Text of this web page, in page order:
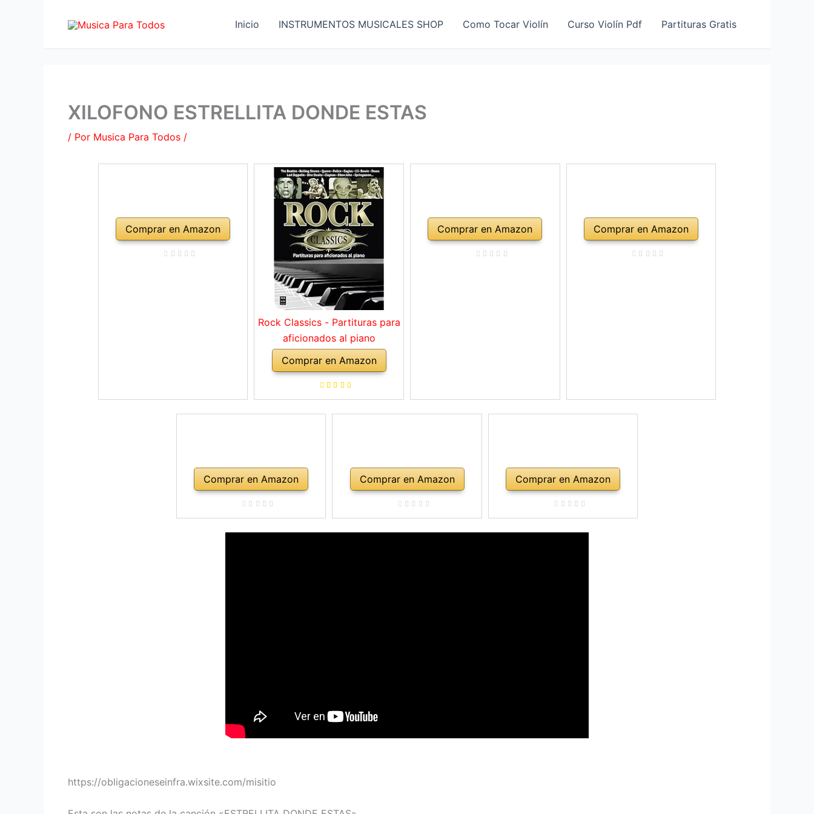
Inicio INSTRUMENTOS MUSICALES SHOP Como Tocar Violín Curso Violín Pdf Partituras Gratis
XILOFONO ESTRELLITA DONDE ESTAS
/ Por Musica Para Todos /
Comprar en Amazon
Rock Classics - Partituras para
aficionados al piano
Comprar en Amazon
Comprar en Amazon Comprar en Amazon
Comprar en Amazon Comprar en Amazon Comprar en Amazon
https://obligacioneseinfra.wixsite.com/misitio